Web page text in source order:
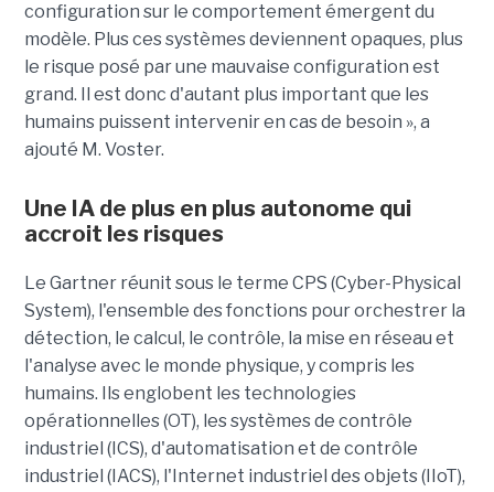
configuration sur le comportement émergent du
modèle. Plus ces systèmes deviennent opaques, plus
le risque posé par une mauvaise configuration est
grand. Il est donc d'autant plus important que les
humains puissent intervenir en cas de besoin », a
ajouté M. Voster.
Une IA de plus en plus autonome qui
accroit les risques
Le Gartner réunit sous le terme CPS (Cyber-Physical
System), l'ensemble des fonctions pour orchestrer la
détection, le calcul, le contrôle, la mise en réseau et
l'analyse avec le monde physique, y compris les
humains. Ils englobent les technologies
opérationnelles (OT), les systèmes de contrôle
industriel (ICS), d'automatisation et de contrôle
industriel (IACS), l'Internet industriel des objets (IIoT),